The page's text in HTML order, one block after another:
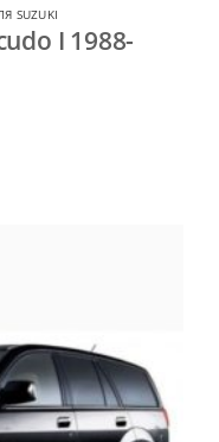
SUZUKI
I 1988-